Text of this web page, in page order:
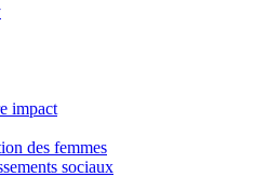
impact
des femmes
sociaux